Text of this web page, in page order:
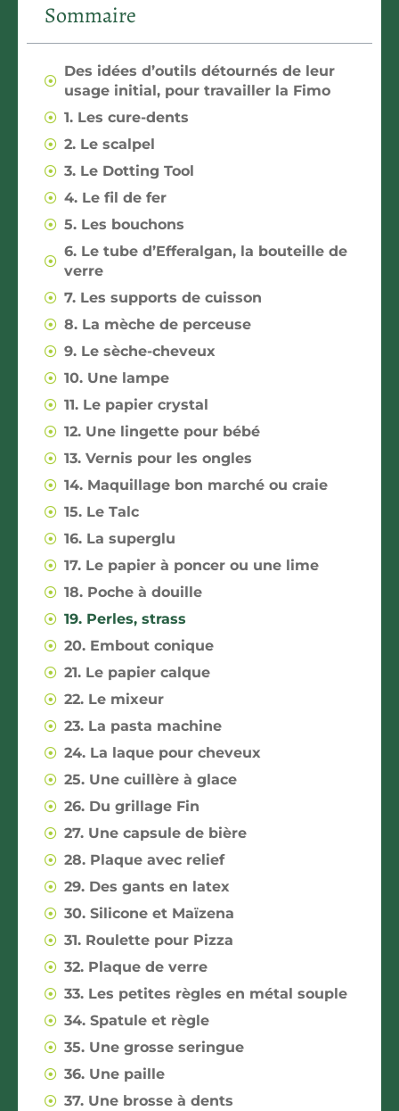
Sommaire
Des idées d’outils détournés de leur
usage initial, pour travailler la Fimo
1. Les cure-dents
2. Le scalpel
3. Le Dotting Tool
4. Le fil de fer
5. Les bouchons
6. Le tube d’Efferalgan, la bouteille de
verre
7. Les supports de cuisson
8. La mèche de perceuse
9. Le sèche-cheveux
10. Une lampe
11. Le papier crystal
12. Une lingette pour bébé
13. Vernis pour les ongles
14. Maquillage bon marché ou craie
15. Le Talc
16. La superglu
17. Le papier à poncer ou une lime
18. Poche à douille
19. Perles, strass
20. Embout conique
21. Le papier calque
22. Le mixeur
23. La pasta machine
24. La laque pour cheveux
25. Une cuillère à glace
26. Du grillage Fin
27. Une capsule de bière
28. Plaque avec relief
29. Des gants en latex
30. Silicone et Maïzena
31. Roulette pour Pizza
32. Plaque de verre
33. Les petites règles en métal souple
34. Spatule et règle
35. Une grosse seringue
36. Une paille
37. Une brosse à dents